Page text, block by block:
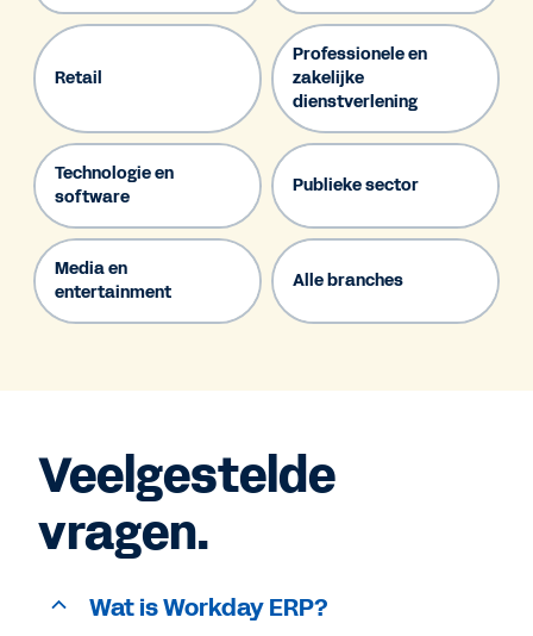
Retail
Professionele en
zakelijke
dienstverlening
Technologie en
software
Publieke sector
Media en
entertainment
Alle branches
Veelgestelde
vragen.
Wat is Workday ERP?